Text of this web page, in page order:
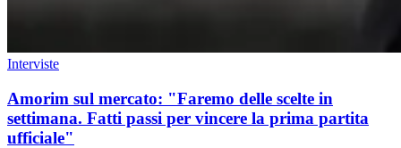
Interviste
Amorim sul mercato: "Faremo delle scelte in
settimana. Fatti passi per vincere la prima partita
ufficiale"